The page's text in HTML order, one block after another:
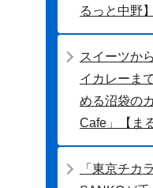
るっと中野】
スイーツか
イカレーま
める沼袋の
Cafe」【ま
「東京チカ